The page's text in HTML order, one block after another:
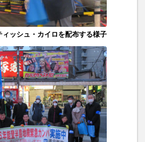
ィッシュ・カイロを配布する様子